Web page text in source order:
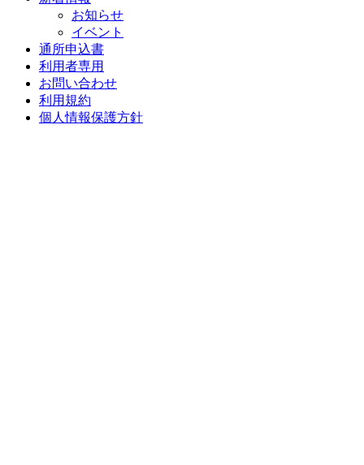
お知らせ
イベント
通所申込書
利用者専用
お問い合わせ
利用規約
個人情報保護方針